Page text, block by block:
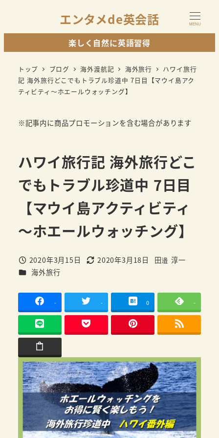
コ
エンタメde英会話 MENU
楽しく自然に英語習得
トップ ブログ 海外渡航記 海外旅行
ハワイ旅行
記 海外旅行どこでもトラブル珍道中 7日目【マウイ島アク
ティビティ～ホエールウォッチング】
※記事内に商品プロモーションを含む場合があります
ハワイ旅行記 海外旅行どこ
でもトラブル珍道中 7日目
【マウイ島アクティビティ
～ホエールウォッチング】
投稿日
2020年3月15日
更新日
2020年3月18日
著
田邉 淳一
カテゴリー
海外旅行
- - 0 -